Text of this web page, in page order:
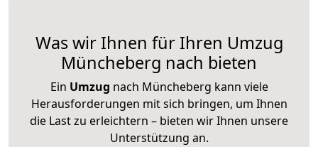
Was wir Ihnen für Ihren Umzug
Müncheberg nach bieten
Ein Umzug nach Müncheberg kann viele
Herausforderungen mit sich bringen, um Ihnen
die Last zu erleichtern – bieten wir Ihnen unsere
Unterstützung an.